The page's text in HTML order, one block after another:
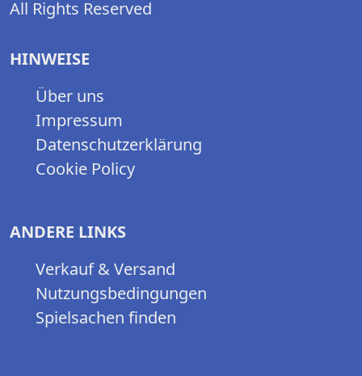
All Rights Reserved
HINWEISE
Über uns
Impressum
Datenschutzerklärung
Cookie Policy
ANDERE LINKS
Verkauf & Versand
Nutzungsbedingungen
Spielsachen finden